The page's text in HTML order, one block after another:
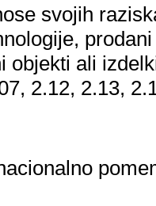
svojih
objekti ali
2.12, 2.13,